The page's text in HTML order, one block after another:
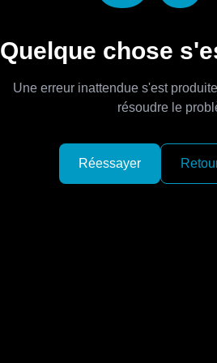
Quelque chose
Une erreur inattendue s'est
résoudre le
Réessayer